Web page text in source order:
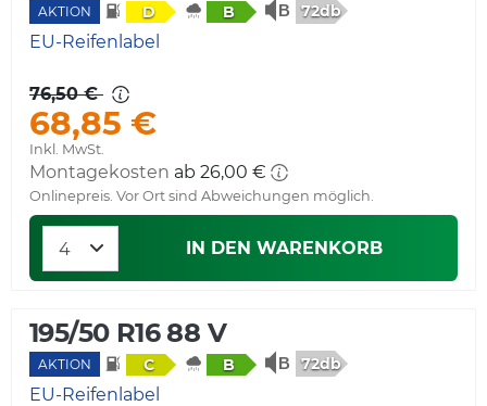
AKTION D B 72db
EU-Reifenlabel
76,50 €
68,85 €
Inkl. MwSt.
Montagekosten ab 26,00 €
Onlinepreis. Vor Ort sind Abweichungen möglich.
IN DEN WARENKORB
195/50 R16 88 V
AKTION C B 72db
EU-Reifenlabel